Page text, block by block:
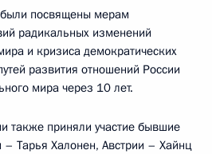
были посвящены мерам
радикальных изменений
и кризиса демократических
развития отношений России
мира через 10 лет.
также приняли участие бывшие
Тарья Халонен, Австрии – Хайнц